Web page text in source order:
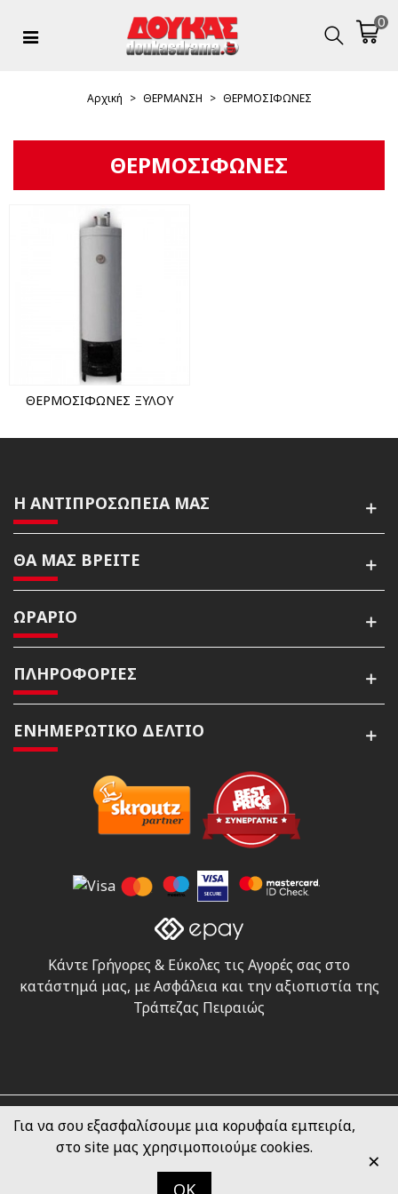
0
Αρχική > ΘΕΡΜΑΝΣΗ > ΘΕΡΜΟΣΙΦΩΝΕΣ
ΘΕΡΜΟΣΙΦΩΝΕΣ
ΘΕΡΜΟΣΙΦΩΝΕΣ ΞΥΛΟΥ
Η ΑΝΤΙΠΡΟΣΩΠΕΙΑ ΜΑΣ
ΘΑ ΜΑΣ ΒΡΕΙΤΕ
ΩΡΑΡΙΟ
ΠΛΗΡΟΦΟΡΙΕΣ
ΕΝΗΜΕΡΩΤΙΚΌ ΔΕΛΤΊΟ
Κάντε Γρήγορες & Εύκολες τις Αγορές σας στο
κατάστημά μας, με Ασφάλεια και την αξιοπιστία της
Τράπεζας Πειραιώς
Doukas Drama © 2025 - All Rights Reserved
/ created byone more site/
Για να σου εξασφαλίσουμε μια κορυφαία εμπειρία,
στο site μας χρησιμοποιούμε cookies.
OK
×